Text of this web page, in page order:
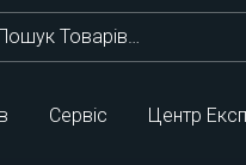
Сервіс Центр